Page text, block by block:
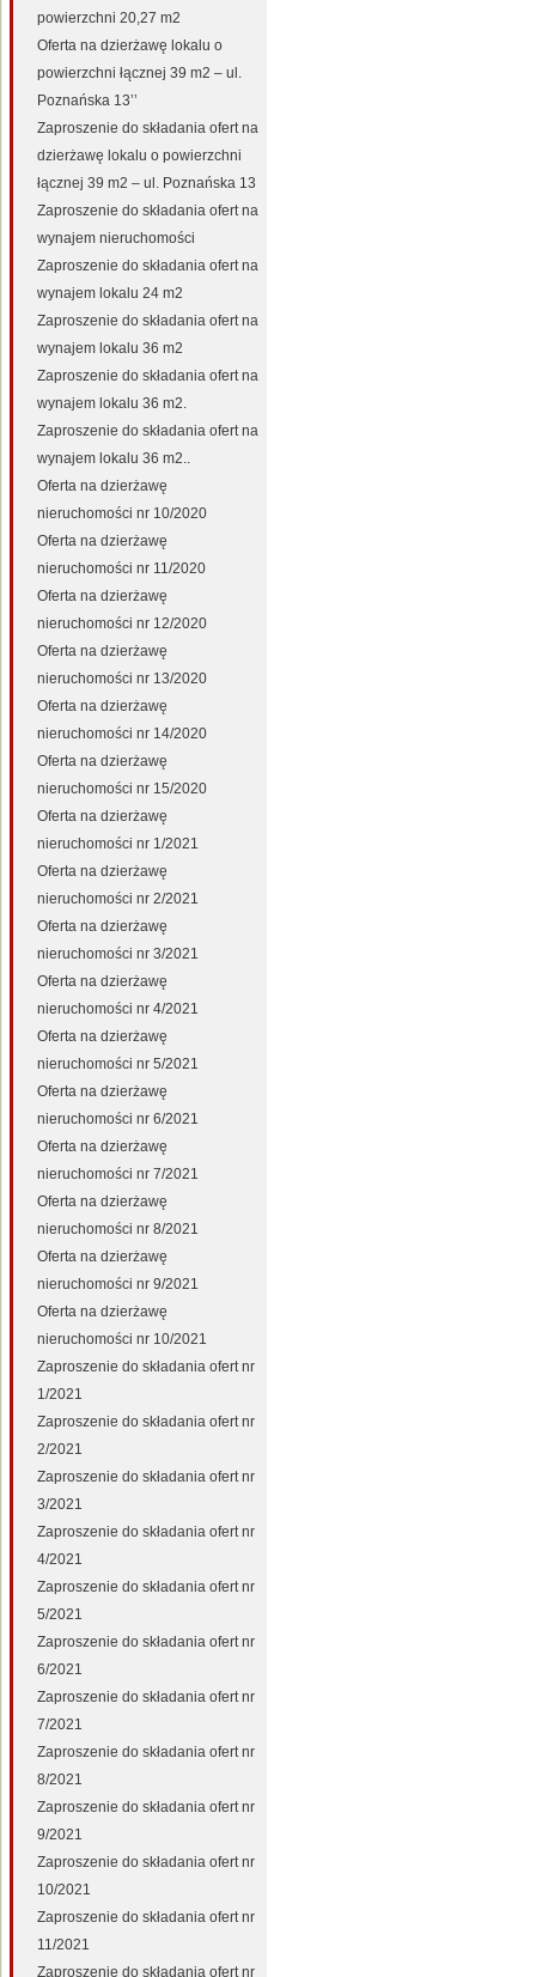
powierzchni 20,27 m2
Oferta na dzierżawę lokalu o
powierzchni łącznej 39 m2 – ul.
Poznańska 13’’
Zaproszenie do składania ofert na
dzierżawę lokalu o powierzchni
łącznej 39 m2 – ul. Poznańska 13
Zaproszenie do składania ofert na
wynajem nieruchomości
Zaproszenie do składania ofert na
wynajem lokalu 24 m2
Zaproszenie do składania ofert na
wynajem lokalu 36 m2
Zaproszenie do składania ofert na
wynajem lokalu 36 m2.
Zaproszenie do składania ofert na
wynajem lokalu 36 m2..
Oferta na dzierżawę
nieruchomości nr 10/2020
Oferta na dzierżawę
nieruchomości nr 11/2020
Oferta na dzierżawę
nieruchomości nr 12/2020
Oferta na dzierżawę
nieruchomości nr 13/2020
Oferta na dzierżawę
nieruchomości nr 14/2020
Oferta na dzierżawę
nieruchomości nr 15/2020
Oferta na dzierżawę
nieruchomości nr 1/2021
Oferta na dzierżawę
nieruchomości nr 2/2021
Oferta na dzierżawę
nieruchomości nr 3/2021
Oferta na dzierżawę
nieruchomości nr 4/2021
Oferta na dzierżawę
nieruchomości nr 5/2021
Oferta na dzierżawę
nieruchomości nr 6/2021
Oferta na dzierżawę
nieruchomości nr 7/2021
Oferta na dzierżawę
nieruchomości nr 8/2021
Oferta na dzierżawę
nieruchomości nr 9/2021
Oferta na dzierżawę
nieruchomości nr 10/2021
Zaproszenie do składania ofert nr
1/2021
Zaproszenie do składania ofert nr
2/2021
Zaproszenie do składania ofert nr
3/2021
Zaproszenie do składania ofert nr
4/2021
Zaproszenie do składania ofert nr
5/2021
Zaproszenie do składania ofert nr
6/2021
Zaproszenie do składania ofert nr
7/2021
Zaproszenie do składania ofert nr
8/2021
Zaproszenie do składania ofert nr
9/2021
Zaproszenie do składania ofert nr
10/2021
Zaproszenie do składania ofert nr
11/2021
Zaproszenie do składania ofert nr